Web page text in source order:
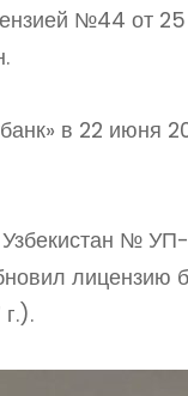
№44 от
в 22 июня
№ УП-
лицензию